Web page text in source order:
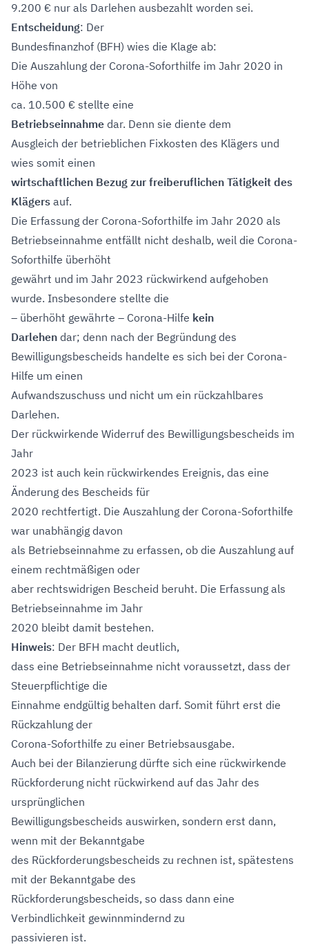
9.200 € nur als Darlehen ausbezahlt worden sei.
Entscheidung: Der
Bundesfinanzhof (BFH) wies die Klage ab:
Die Auszahlung der Corona-Soforthilfe im Jahr 2020 in
Höhe von
ca. 10.500 € stellte eine
Betriebseinnahme dar. Denn sie diente dem
Ausgleich der betrieblichen Fixkosten des Klägers und
wies somit einen
wirtschaftlichen Bezug zur freiberuflichen Tätigkeit des
Klägers auf.
Die Erfassung der Corona-Soforthilfe im Jahr 2020 als
Betriebseinnahme entfällt nicht deshalb, weil die Corona-
Soforthilfe überhöht
gewährt und im Jahr 2023 rückwirkend aufgehoben
wurde. Insbesondere stellte die
– überhöht gewährte – Corona-Hilfe kein
Darlehen dar; denn nach der Begründung des
Bewilligungsbescheids handelte es sich bei der Corona-
Hilfe um einen
Aufwandszuschuss und nicht um ein rückzahlbares
Darlehen.
Der rückwirkende Widerruf des Bewilligungsbescheids im
Jahr
2023 ist auch kein rückwirkendes Ereignis, das eine
Änderung des Bescheids für
2020 rechtfertigt. Die Auszahlung der Corona-Soforthilfe
war unabhängig davon
als Betriebseinnahme zu erfassen, ob die Auszahlung auf
einem rechtmäßigen oder
aber rechtswidrigen Bescheid beruht. Die Erfassung als
Betriebseinnahme im Jahr
2020 bleibt damit bestehen.
Hinweis: Der BFH macht deutlich,
dass eine Betriebseinnahme nicht voraussetzt, dass der
Steuerpflichtige die
Einnahme endgültig behalten darf. Somit führt erst die
Rückzahlung der
Corona-Soforthilfe zu einer Betriebsausgabe.
Auch bei der Bilanzierung dürfte sich eine rückwirkende
Rückforderung nicht rückwirkend auf das Jahr des
ursprünglichen
Bewilligungsbescheids auswirken, sondern erst dann,
wenn mit der Bekanntgabe
des Rückforderungsbescheids zu rechnen ist, spätestens
mit der Bekanntgabe des
Rückforderungsbescheids, so dass dann eine
Verbindlichkeit gewinnmindernd zu
passivieren ist.